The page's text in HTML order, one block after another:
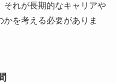
それが長期的なキャリアや
かを考える必要がありま